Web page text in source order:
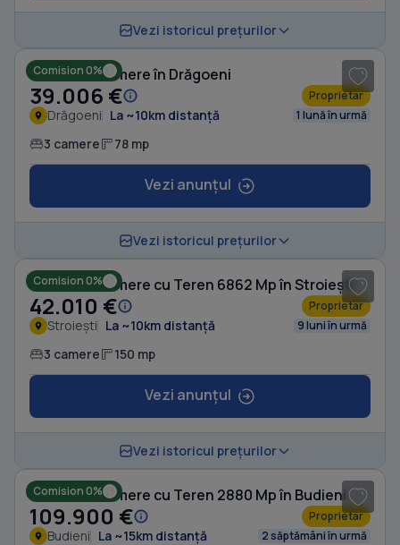
Vezi istoricul prețurilor
Comision 0%
Casă cu 3 camere în Drăgoeni
39.006 € Proprietar
Drăgoeni La ~10km distanță 1 lună în urmă
3 camere 78 mp
Vezi anunțul
Vezi istoricul prețurilor
Comision 0%
Casă cu 3 camere cu Teren 6862 Mp în Stroiești
42.010 € Proprietar
Stroiești La ~10km distanță 9 luni în urmă
3 camere 150 mp
Vezi anunțul
Vezi istoricul prețurilor
Comision 0%
Casă cu 3 camere cu Teren 2880 Mp în Budieni
109.900 € Proprietar
Budieni La ~15km distanță 2 săptămâni în urmă